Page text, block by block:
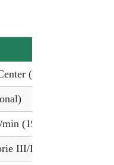
(Lastsensor
(19,3 gpm)
III/II